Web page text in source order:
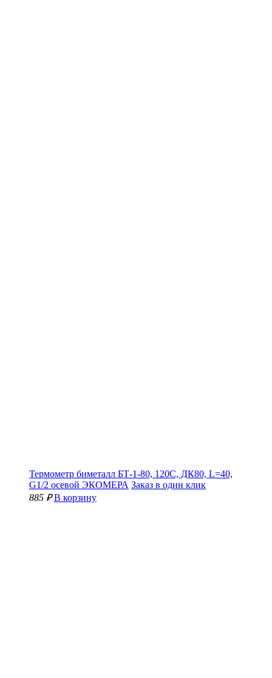
Термометр биметалл БТ-1-80, 120С, ДК80, L=40,
G1/2 осевой ЭКОМЕРА Заказ в один клик
885 ₽ В корзину